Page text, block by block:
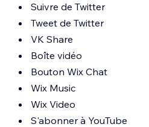
Suivre de Twitter
Tweet de Twitter
VK Share
Boîte vidéo
Bouton Wix Chat
Wix Music
Wix Video
S'abonner à YouTube